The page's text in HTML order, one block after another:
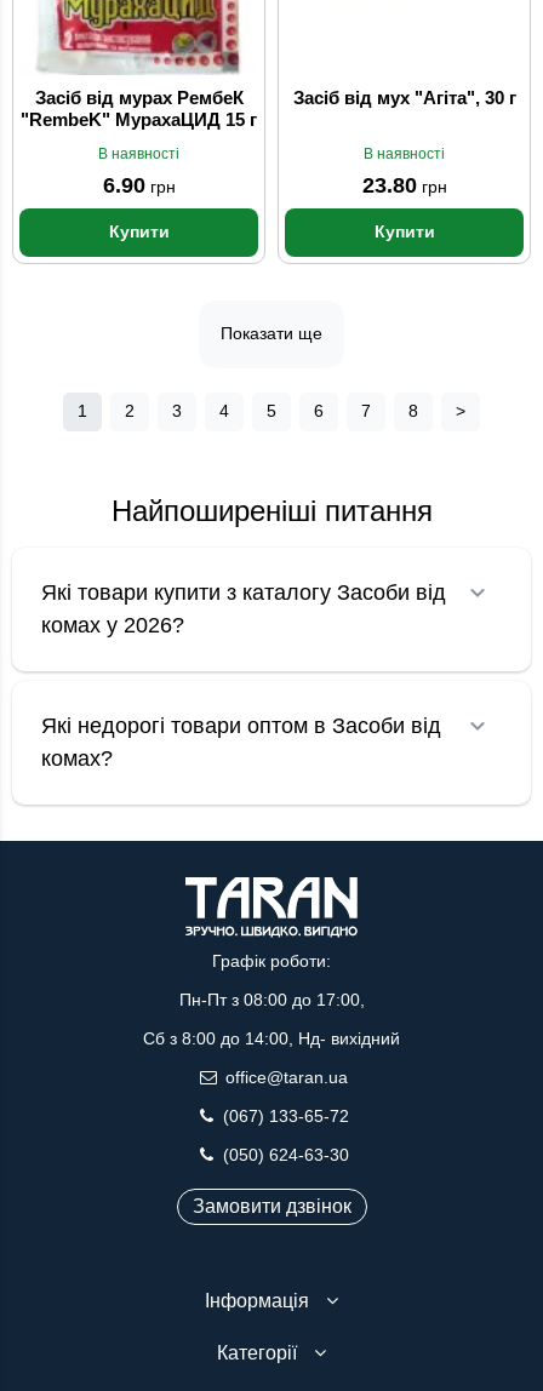
Засіб від мурах РембеК
"RembeK" МурахаЦИД 15 г
В наявності
6.90грн
Купити
Засіб від мух "Агіта", 30 г
В наявності
23.80грн
Купити
Показати ще
1 2 3 4 5 6 7 8 >
Найпоширеніші питання
Які товари купити з каталогу Засоби від
комах у 2026?
Які недорогі товари оптом в Засоби від
комах?
Графік роботи:
Пн-Пт з 08:00 до 17:00,
Сб з 8:00 до 14:00, Нд- вихідний
office@taran.ua
(067) 133-65-72
(050) 624-63-30
Замовити дзвінок
Інформація
Категорії